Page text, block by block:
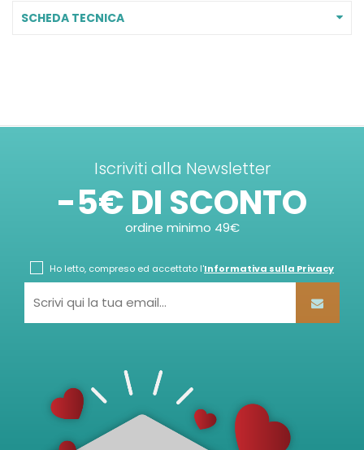
SCHEDA TECNICA
Iscriviti alla Newsletter
-5€ DI SCONTO
ordine minimo 49€
Ho letto, compreso ed accettato l'Informativa sulla Privacy